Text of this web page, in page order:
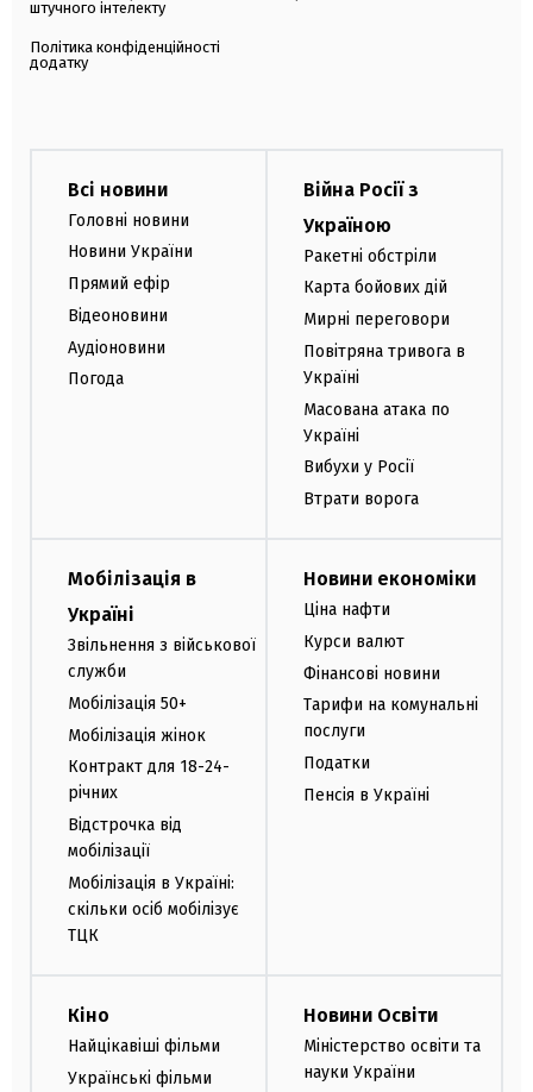
штучного інтелекту
Політика конфіденційності
додатку
Всі новини
Головні новини
Новини України
Прямий ефір
Відеоновини
Аудіоновини
Погода
Війна Росії з
Україною
Ракетні обстріли
Карта бойових дій
Мирні переговори
Повітряна тривога в
Україні
Масована атака по
Україні
Вибухи у Росії
Втрати ворога
Мобілізація в
Україні
Звільнення з військової
служби
Мобілізація 50+
Мобілізація жінок
Контракт для 18-24-
річних
Відстрочка від
мобілізації
Мобілізація в Україні:
скільки осіб мобілізує
ТЦК
Новини економіки
Ціна нафти
Курси валют
Фінансові новини
Тарифи на комунальні
послуги
Податки
Пенсія в Україні
Кіно
Найцікавіші фільми
Українські фільми
Новини Освіти
Міністерство освіти та
науки України